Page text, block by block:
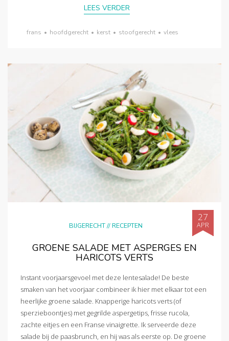
LEES VERDER
frans • hoofdgerecht • kerst • stoofgerecht • vlees
BIJGERECHT//RECEPTEN
27
APR
GROENE SALADE MET ASPERGES EN
HARICOTS VERTS
Instant voorjaarsgevoel met deze lentesalade! De beste
smaken van het voorjaar combineer ik hier met elkaar tot een
heerlijke groene salade. Knapperige haricots verts (of
sperzieboontjes) met gegrilde aspergetips, frisse rucola,
zachte eitjes en een Franse vinaigrette. Ik serveerde deze
salade bij de paasbrunch, en hij was als eerste op. De groene